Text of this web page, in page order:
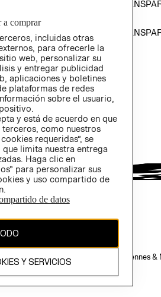
PROGRAMA DE
PROGRAMA DE
ÉTICA (INGLÉS)
copyright y es propiedad de H&M Hennes &
a comprar
incluidas otras
para ofrecerle la
web, personalizar su
y entregar publicidad
aplicaciones y boletines
plataformas de redes
sobre el usuario,
y está de acuerdo en que
como nuestros
requeridas”, se
limita nuestra entrega
Haga clic en
para personalizar sus
y uso compartido de
de datos
Y SERVICIOS